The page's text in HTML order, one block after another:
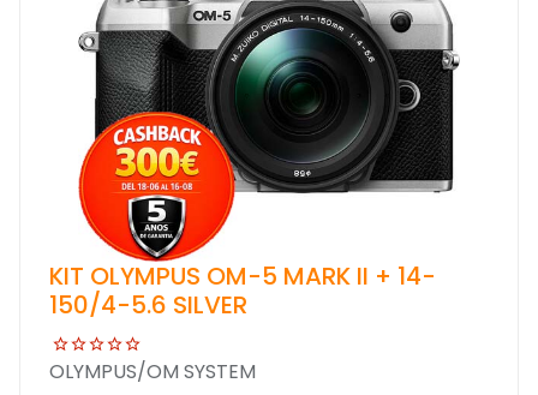
KIT OLYMPUS OM-5 MARK II + 14-
150/4-5.6 SILVER
OLYMPUS/OM SYSTEM